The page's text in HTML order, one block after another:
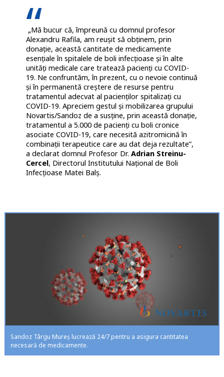
„Mă bucur că, împreună cu domnul profesor
Alexandru Rafila, am reușit să obținem, prin
donație, această cantitate de medicamente
esențiale în spitalele de boli infecțioase și în alte
unități medicale care tratează pacienți cu COVID-
19. Ne confruntăm, în prezent, cu o nevoie continuă
și în permanentă creștere de resurse pentru
tratamentul adecvat al pacienților spitalizați cu
COVID-19. Apreciem gestul și mobilizarea grupului
Novartis/Sandoz de a susține, prin această donație,
tratamentul a 5.000 de pacienți cu boli cronice
asociate COVID-19, care necesită azitromicină în
combinații terapeutice care au dat deja rezultate”,
a declarat domnul Profesor Dr. Adrian Streinu-
Cercel, Directorul Institutului Național de Boli
Infecțioase Matei Balș.
Sandoz Târgu Mureș lucrează 24/7 pentru a asigura cantitatea
necesară de medicamente.